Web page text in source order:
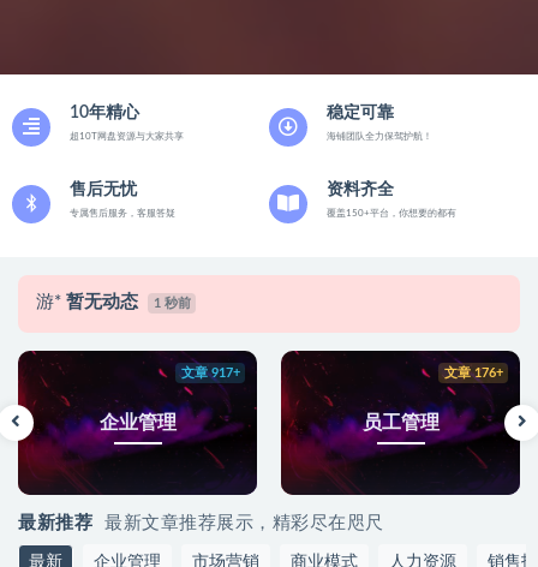
10年精心
超10T网盘资源与大家共享
稳定可靠
海铺团队全力保驾护航！
售后无忧
专属售后服务，客服答疑
资料齐全
覆盖150+平台，你想要的都有
游* 暂无动态 1 秒前
文章 917+
企业管理
文章 176+
员工管理
最新推荐 最新文章推荐展示，精彩尽在咫尺
最新 企业管理 市场营销 商业模式 人力资源 销售